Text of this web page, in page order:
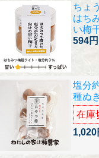
ちょ
はち
い梅
594円
塩分
種ぬ
在庫
1,020